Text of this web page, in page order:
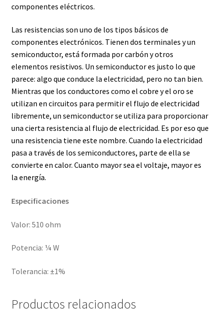
componentes eléctricos.
Las resistencias son uno de los tipos básicos de
componentes electrónicos. Tienen dos terminales y un
semiconductor, está formada por carbón y otros
elementos resistivos. Un semiconductor es justo lo que
parece: algo que conduce la electricidad, pero no tan bien.
Mientras que los conductores como el cobre y el oro se
utilizan en circuitos para permitir el flujo de electricidad
libremente, un semiconductor se utiliza para proporcionar
una cierta resistencia al flujo de electricidad. Es por eso que
una resistencia tiene este nombre. Cuando la electricidad
pasa a través de los semiconductores, parte de ella se
convierte en calor. Cuanto mayor sea el voltaje, mayor es
la energía.
Especificaciones
Valor: 510 ohm
Potencia: ¼ W
Tolerancia: ±1%
Productos relacionados